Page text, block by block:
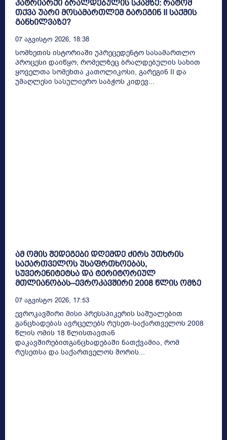
პატრიარქი ბრალდებულის სკამზე: რატომ
თქვა უარი მოსამართლემ გარეგინ II საქმის
განხილვაზე?
07 Აგვისტო 2026, 18:38
სომხეთის ისტორიაში უპრეცედენტო სასამართლო
პროცესი დაიწყო, რომელზეც ბრალდებულის სახით
ყოველთა სომეხთა კათოლიკოსი, გარეგინ II და
უმაღლესი სასულიერო საბჭოს კიდევ...
ამ ომის შედეგები დღემდე ძირს უთხრის
საქართველოს უსაფრთხოებას,
სუვერენიტეტსა და ტერიტორიულ
მთლიანობას–ევროკავშირი 2008 წლის ომზე
07 Აგვისტო 2026, 17:53
ევროკავშირი მისი პრესსპიკერის საშუალებით
განცხადებას ავრცელებს რუსეთ-საქართველოს 2008
წლის ომის 18 წლისთავთან
დაკავშირებითგანცხადებაში ნათქვამია, რომ
რუსეთსა და საქართველოს შორის...